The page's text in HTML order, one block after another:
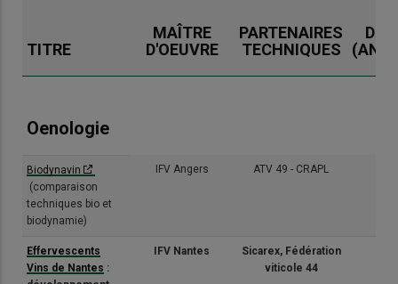
TITRE
MAÎTRE
D'OEUVRE
PARTENAIRES
TECHNIQUES
Oenologie
Biodynavin
(comparaison
techniques bio et
biodynamie)
IFV Angers ATV 49 - CRAPL
Effervescents
Vins de Nantes :
IFV Nantes
Sicarex, Fédération
viticole 44